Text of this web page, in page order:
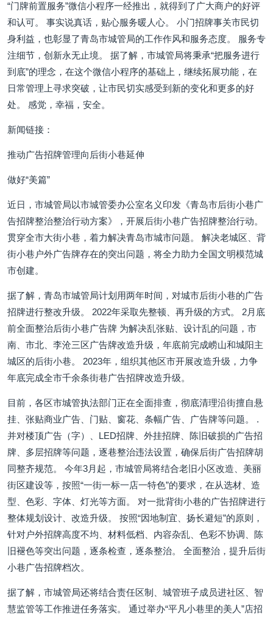
“门牌前置服务”微信小程序一经推出，就得到了广大商户的好评
和认可。 事实说真话，贴心服务暖人心。 小门招牌事关市民切
身利益，也彰显了青岛市城管局的工作作风和服务态度。 服务专
注细节，创新永无止境。 据了解，市城管局将秉承“把服务进行
到底”的理念，在这个微信小程序的基础上，继续拓展功能，在
日常管理上寻求突破，让市民切实感受到新的变化和更多的好
处。 感觉，幸福，安全。
新闻链接：
推动广告招牌管理向后街小巷延伸
做好“美篇”
近日，市城管局以市城管委办公室名义印发《青岛市后街小巷广
告招牌整治整治行动方案》，开展后街小巷广告招牌整治行动。
贯穿全市大街小巷，着力解决青岛市城市问题。 解决老城区、背
街小巷户外广告牌存在的突出问题，将全力助力全国文明模范城
市创建。
据了解，青岛市城管局计划用两年时间，对城市后街小巷的广告
招牌进行整改升级。 2022年采取先整顿、再升级的方式。 2月底
前全面整治后街小巷广告牌 为解决乱张贴、设计乱的问题，市
南、市北、李沧三区广告牌改造升级，年底前完成崂山和城阳主
城区的后街小巷。 2023年，组织其他区市开展改造升级，力争
年底完成全市千余条街巷广告招牌改造升级。
目前，各区市城管执法部门正在全面排查，彻底清理沿街擅自悬
挂、张贴商业广告、门贴、窗花、条幅广告、广告牌等问题。 .
并对楼顶广告（字）、LED招牌、外挂招牌、陈旧破损的广告招
牌、多层招牌等问题，逐巷整治违法设置，确保后街广告招牌胡
同整齐规范。 今年3月起，市城管局将结合老旧小区改造、美丽
街区建设等，按照“一街一标一店一特色”的要求，在从选材、造
型、色彩、字体、灯光等方面。 对一批背街小巷的广告招牌进行
整体规划设计、改造升级。 按照“因地制宜、扬长避短”的原则，
针对户外招牌高度不均、材料低档、内容杂乱、色彩不协调、陈
旧褪色等突出问题，逐条检查，逐条整治。 全面整治，提升后街
小巷广告招牌档次。
据了解，市城管局还将结合责任区制、城管班子成员进社区、智
慧监管等工作推进任务落实。 通过举办“平凡小巷里的美人”店招